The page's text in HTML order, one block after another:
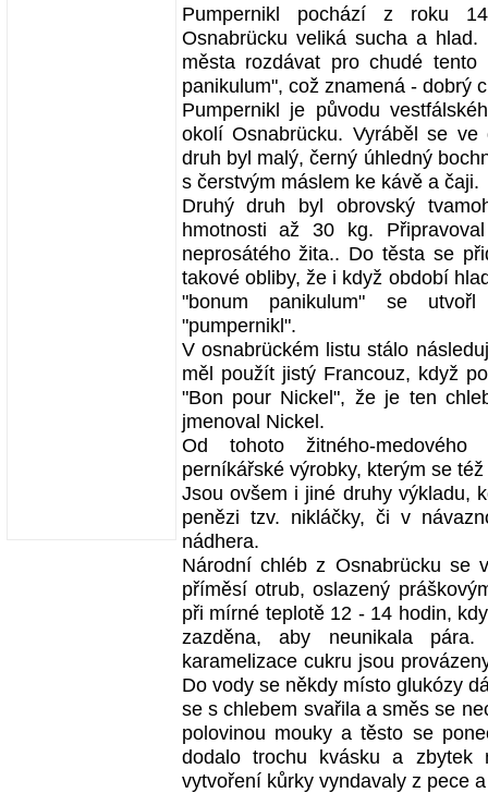
Pumpernikl pochází z roku
Osnabrücku veliká sucha a
města rozdávat pro chudé
panikulum", což znamená - dobrý
Pumpernikl je původu
okolí Osnabrücku. Vyráběl se
druh byl malý, černý úhledný
s čerstvým máslem ke kávě a čaji.
Druhý druh byl obrovský
hmotnosti až 30 kg.
neprosátého žita.. Do těsta se
takové obliby, že i když období
"bonum panikulum" se
"pumpernikl".
V osnabrückém listu stálo
měl použít jistý Francouz, když
"Bon pour Nickel", že je ten
jmenoval Nickel.
Od tohoto žitného-
perníkářské výrobky, kterým se
Jsou ovšem i jiné druhy výkladu,
penězi tzv. nikláčky, či v
nádhera.
Národní chléb z Osnabrücku se
příměsí otrub, oslazený
při mírné teplotě 12 - 14 hodin,
zazděna, aby neunikala
karamelizace cukru jsou
Do vody se někdy místo glukózy
se s chlebem svařila a směs se
polovinou mouky a těsto se
dodalo trochu kvásku a
vytvoření kůrky vyndavaly z pece